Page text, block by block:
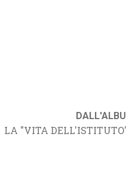
LA "VITA